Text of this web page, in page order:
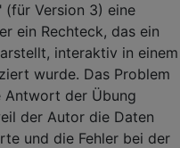
(für Version 3) eine
ein Rechteck, das ein
interaktiv in einem
wurde. Das Problem
Antwort der Übung
der Autor die Daten
und die Fehler bei der